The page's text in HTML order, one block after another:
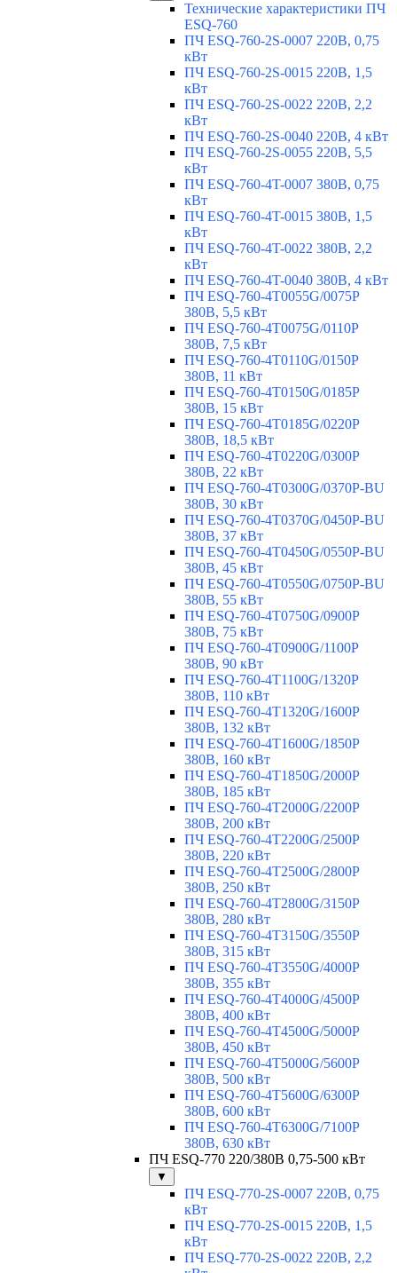
Технические характеристики ПЧ
ESQ-760
ПЧ ESQ-760-2S-0007 220В, 0,75
кВт
ПЧ ESQ-760-2S-0015 220В, 1,5
кВт
ПЧ ESQ-760-2S-0022 220В, 2,2
кВт
ПЧ ESQ-760-2S-0040 220В, 4 кВт
ПЧ ESQ-760-2S-0055 220В, 5,5
кВт
ПЧ ESQ-760-4T-0007 380В, 0,75
кВт
ПЧ ESQ-760-4T-0015 380В, 1,5
кВт
ПЧ ESQ-760-4T-0022 380В, 2,2
кВт
ПЧ ESQ-760-4T-0040 380В, 4 кВт
ПЧ ESQ-760-4T0055G/0075P
380В, 5,5 кВт
ПЧ ESQ-760-4T0075G/0110P
380В, 7,5 кВт
ПЧ ESQ-760-4T0110G/0150P
380В, 11 кВт
ПЧ ESQ-760-4T0150G/0185P
380В, 15 кВт
ПЧ ESQ-760-4T0185G/0220P
380В, 18,5 кВт
ПЧ ESQ-760-4T0220G/0300P
380В, 22 кВт
ПЧ ESQ-760-4T0300G/0370P-BU
380В, 30 кВт
ПЧ ESQ-760-4T0370G/0450P-BU
380В, 37 кВт
ПЧ ESQ-760-4T0450G/0550P-BU
380В, 45 кВт
ПЧ ESQ-760-4T0550G/0750P-BU
380В, 55 кВт
ПЧ ESQ-760-4T0750G/0900P
380В, 75 кВт
ПЧ ESQ-760-4T0900G/1100P
380В, 90 кВт
ПЧ ESQ-760-4T1100G/1320P
380В, 110 кВт
ПЧ ESQ-760-4T1320G/1600P
380В, 132 кВт
ПЧ ESQ-760-4T1600G/1850P
380В, 160 кВт
ПЧ ESQ-760-4T1850G/2000P
380В, 185 кВт
ПЧ ESQ-760-4T2000G/2200P
380В, 200 кВт
ПЧ ESQ-760-4T2200G/2500P
380В, 220 кВт
ПЧ ESQ-760-4T2500G/2800P
380В, 250 кВт
ПЧ ESQ-760-4T2800G/3150P
380В, 280 кВт
ПЧ ESQ-760-4T3150G/3550P
380В, 315 кВт
ПЧ ESQ-760-4T3550G/4000P
380В, 355 кВт
ПЧ ESQ-760-4T4000G/4500P
380В, 400 кВт
ПЧ ESQ-760-4T4500G/5000P
380В, 450 кВт
ПЧ ESQ-760-4T5000G/5600P
380В, 500 кВт
ПЧ ESQ-760-4T5600G/6300P
380В, 600 кВт
ПЧ ESQ-760-4T6300G/7100P
380В, 630 кВт
ПЧ ESQ-770 220/380В 0,75-500 кВт
▼
ПЧ ESQ-770-2S-0007 220В, 0,75
кВт
ПЧ ESQ-770-2S-0015 220В, 1,5
кВт
ПЧ ESQ-770-2S-0022 220В, 2,2